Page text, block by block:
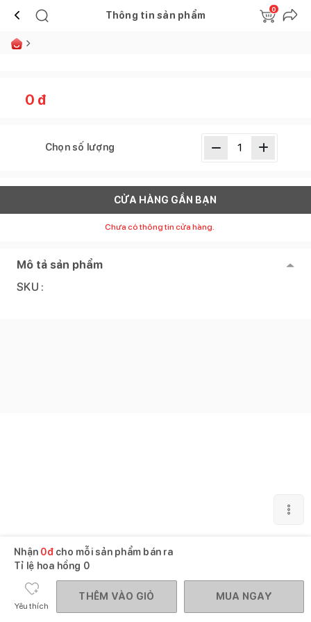
Thông tin sản phẩm
0
0 đ
Chọn số lượng
CỬA HÀNG GẦN BẠN
Chưa có thông tin cửa hàng.
Mô tả sản phẩm
SKU :
Nhận 0đcho mỗi sản phẩm bán ra
Tỉ lệ hoa hồng 0
Yêu thích
THÊM VÀO GIỎ MUA NGAY